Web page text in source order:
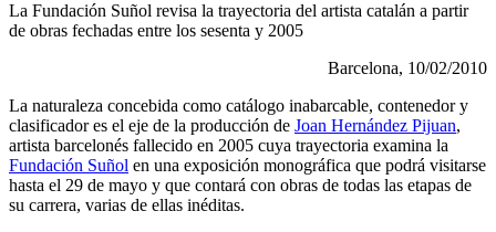
La Fundación Suñol revisa la trayectoria del artista catalán a partir
de obras fechadas entre los sesenta y 2005
Barcelona, 10/02/2010
La naturaleza concebida como catálogo inabarcable, contenedor y
clasificador es el eje de la producción de Joan Hernández Pijuan,
artista barcelonés fallecido en 2005 cuya trayectoria examina la
Fundación Suñol en una exposición monográfica que podrá visitarse
hasta el 29 de mayo y que contará con obras de todas las etapas de
su carrera, varias de ellas inéditas.